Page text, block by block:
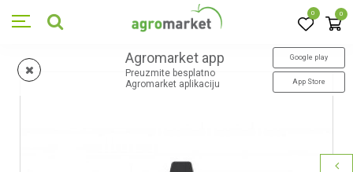
0 0
Agromarket app
Preuzmite besplatno
Agromarket aplikaciju
Google play
App Store